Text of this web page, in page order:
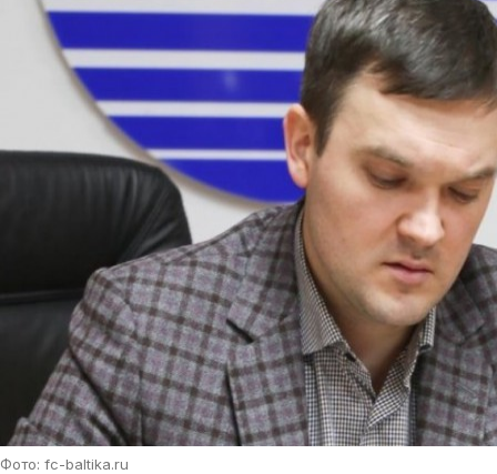
Фото: fc-baltika.ru